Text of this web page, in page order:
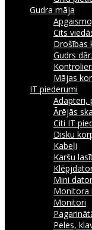
Gudra māja
Cits
Drošības
Gudrs
Kontrolieri
Mājas
IT piederumi
Adapteri,
Ārējās
Citi IT
Disku
Kabeļi
Karšu
Mini
Monitora
Monitori
Peles,